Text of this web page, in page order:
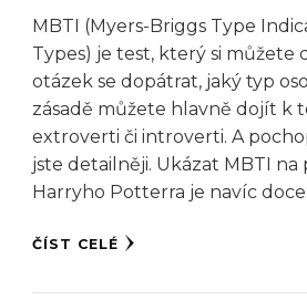
MBTI (Myers-Briggs Type
Types) je test, který si můžete
otázek se dopátrat, jaký typ
zásadě můžete hlavně dojít k
extroverti či introverti. A
jste detailněji. Ukázat MBTI na
Harryho Potterra je navíc
ČÍST CELÉ